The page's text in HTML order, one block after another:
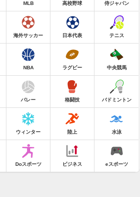
MLB 高校野球 侍ジャパン
海外サッカー 日本代表 テニス
NBA ラグビー 中央競馬
バレー 格闘技 バドミントン
ウィンター 陸上 水泳
Doスポーツ ビジネス eスポーツ